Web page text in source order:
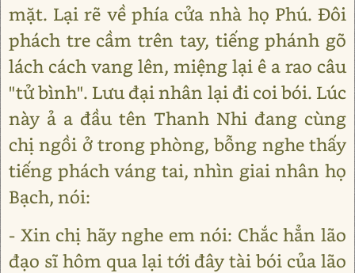
mặt. Lại rẽ về phía cửa nhà họ Phú. Đôi
phách tre cầm trên tay, tiếng phánh gõ
lách cách vang lên, miệng lại ê a rao câu
"tử bình". Lưu đại nhân lại đi coi bói. Lúc
này ả a đầu tên Thanh Nhi đang cùng
chị ngồi ở trong phòng, bỗng nghe thấy
tiếng phách váng tai, nhìn giai nhân họ
Bạch, nói:
- Xin chị hãy nghe em nói: Chắc hẳn lão
đạo sĩ hôm qua lại tới đây tài bói của lão